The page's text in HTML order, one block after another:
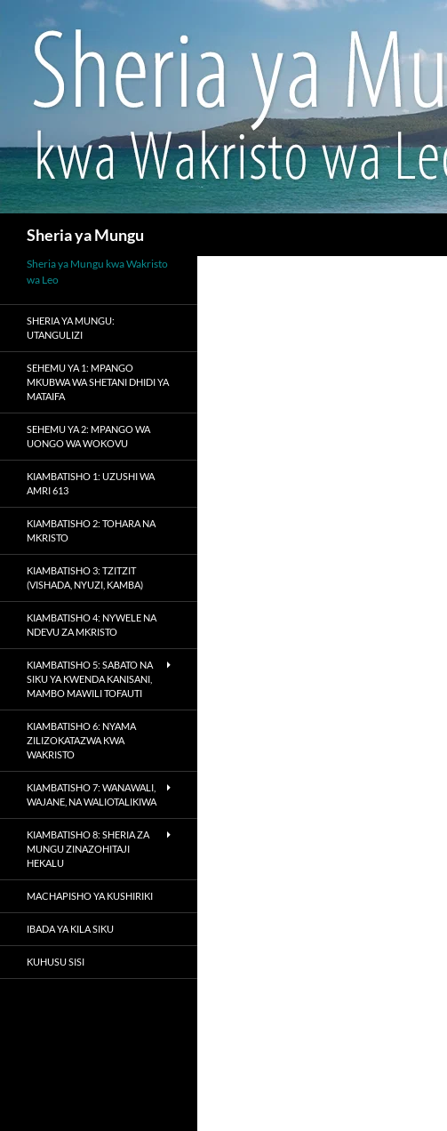
Sheria ya Mungu
Sheria ya Mungu kwa Wakristo
wa Leo
SHERIA YA MUNGU:
UTANGULIZI
SEHEMU YA 1: MPANGO
MKUBWA WA SHETANI DHIDI YA
MATAIFA
SEHEMU YA 2: MPANGO WA
UONGO WA WOKOVU
KIAMBATISHO 1: UZUSHI WA
AMRI 613
KIAMBATISHO 2: TOHARA NA
MKRISTO
KIAMBATISHO 3: TZITZIT
(VISHADA, NYUZI, KAMBA)
KIAMBATISHO 4: NYWELE NA
NDEVU ZA MKRISTO
KIAMBATISHO 5: SABATO NA
SIKU YA KWENDA KANISANI,
MAMBO MAWILI TOFAUTI
KIAMBATISHO 6: NYAMA
ZILIZOKATAZWA KWA
WAKRISTO
KIAMBATISHO 7: WANAWALI,
WAJANE, NA WALIOTALIKIWA
KIAMBATISHO 8: SHERIA ZA
MUNGU ZINAZOHITAJI
HEKALU
MACHAPISHO YA KUSHIRIKI
IBADA YA KILA SIKU
KUHUSU SISI